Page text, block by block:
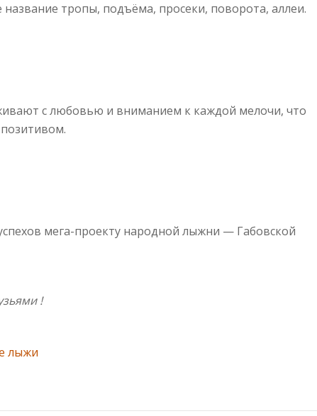
тропы, подъёма, просеки, поворота, аллеи.
с любовью и вниманием к каждой мелочи, что
мега-проекту народной лыжни — Габовской
!
лыжи